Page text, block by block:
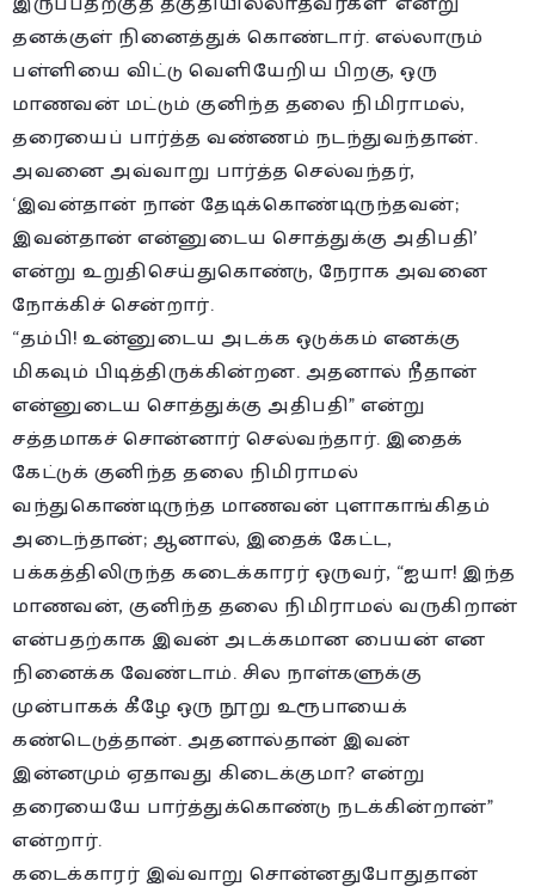
தனக்குள் நினைத்துக் கொண்டார். எல்லாரும்
பள்ளியை விட்டு வெளியேறிய பிறகு, ஒரு
மாணவன் மட்டும் குனிந்த தலை நிமிராமல்,
தரையைப் பார்த்த வண்ணம் நடந்துவந்தான்.
அவனை அவ்வாறு பார்த்த செல்வந்தர்,
‘இவன்தான் நான் தேடிக்கொண்டிருந்தவன்;
இவன்தான் என்னுடைய சொத்துக்கு அதிபதி’
என்று உறுதிசெய்துகொண்டு, நேராக அவனை
நோக்கிச் சென்றார்.
“தம்பி! உன்னுடைய அடக்க ஒடுக்கம் எனக்கு
மிகவும் பிடித்திருக்கின்றன. அதனால் நீதான்
என்னுடைய சொத்துக்கு அதிபதி” என்று
சத்தமாகச் சொன்னார் செல்வந்தார். இதைக்
கேட்டுக் குனிந்த தலை நிமிராமல்
வந்துகொண்டிருந்த மாணவன் புளாகாங்கிதம்
அடைந்தான்; ஆனால், இதைக் கேட்ட,
பக்கத்திலிருந்த கடைக்காரர் ஒருவர், “ஐயா! இந்த
மாணவன், குனிந்த தலை நிமிராமல் வருகிறான்
என்பதற்காக இவன் அடக்கமான பையன் என
நினைக்க வேண்டாம். சில நாள்களுக்கு
முன்பாகக் கீழே ஒரு நூறு உரூபாயைக்
கண்டெடுத்தான். அதனால்தான் இவன்
இன்னமும் ஏதாவது கிடைக்குமா? என்று
தரையையே பார்த்துக்கொண்டு நடக்கின்றான்”
என்றார்.
கடைக்காரர் இவ்வாறு சொன்னதுபோதுதான்